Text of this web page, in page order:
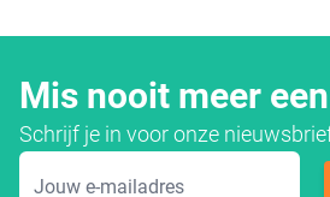
Mis nooit meer
Schrijf je in voor onze
E-mailadres